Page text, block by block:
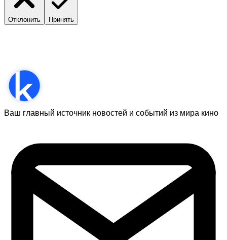
Отклонить Принять
Ваш главный источник новостей и событий из мира кино